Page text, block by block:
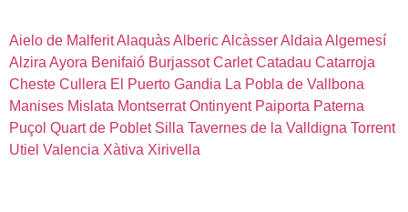
Aielo de MalferitAlaquàsAlbericAlcàsserAldaia Algemesí
Alzira Ayora Benifaió Burjassot Carlet Catadau Catarroja
Cheste Cullera El Puerto Gandia La Pobla de Vallbona
Manises Mislata Montserrat Ontinyent Paiporta Paterna
Puçol Quart de Poblet Silla Tavernes de la Valldigna Torrent
Utiel Valencia Xàtiva Xirivella